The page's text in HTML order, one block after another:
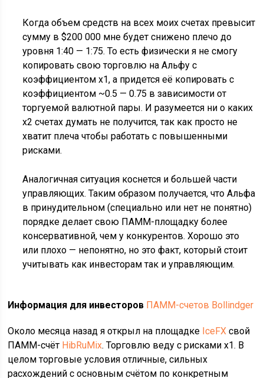
Когда объем средств на всех моих счетах превысит
сумму в $200 000 мне будет снижено плечо до
уровня 1:40 — 1:75. То есть физически я не смогу
копировать свою торговлю на Альфу с
коэффициентом х1, а придется её копировать с
коэффициентом ~0.5 — 0.75 в зависимости от
торгуемой валютной пары. И разумеется ни о каких
х2 счетах думать не получится, так как просто не
хватит плеча чтобы работать с повышенными
рисками.
Аналогичная ситуация коснется и большей части
управляющих. Таким образом получается, что Альфа
в принудительном (специально или нет не понятно)
порядке делает свою ПАММ-площадку более
консервативной, чем у конкурентов. Хорошо это
или плохо — непонятно, но это факт, который стоит
учитывать как инвесторам так и управляющим.
Информация для инвесторов ПАММ-счетов Bollindger
Около месяца назад я открыл на площадке IceFX свой
ПАММ-счёт HibRuMix. Торговлю веду с рисками х1. В
целом торговые условия отличные, сильных
расхождений с основным счётом по конкретным